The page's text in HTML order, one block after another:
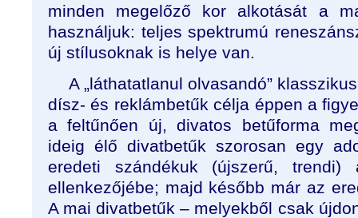
minden megelőző kor alkotását a
használjuk: teljes spektrumú
új stílusoknak is helye van.
A „láthatatlanul olvasandó”
dísz- és reklámbetűk célja éppen a
a feltűnően új, divatos betűforma
ideig élő divatbetűk szorosan egy
eredeti szándékuk (újszerű,
ellenkezőjébe; majd később már az
A mai divatbetűk – melyekből csak